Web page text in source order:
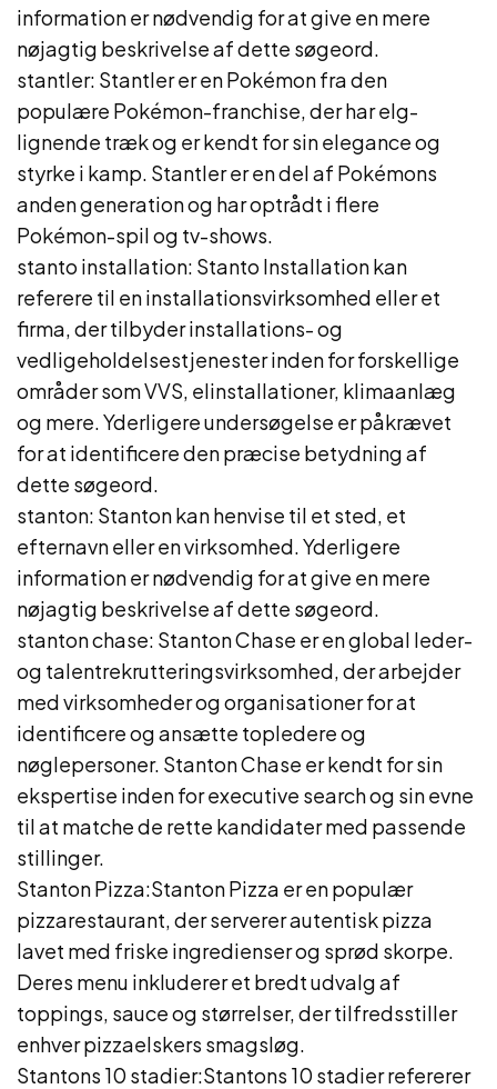
information er nødvendig for at give en mere
nøjagtig beskrivelse af dette søgeord.
stantler: Stantler er en Pokémon fra den
populære Pokémon-franchise, der har elg-
lignende træk og er kendt for sin elegance og
styrke i kamp. Stantler er en del af Pokémons
anden generation og har optrådt i flere
Pokémon-spil og tv-shows.
stanto installation: Stanto Installation kan
referere til en installationsvirksomhed eller et
firma, der tilbyder installations- og
vedligeholdelsestjenester inden for forskellige
områder som VVS, elinstallationer, klimaanlæg
og mere. Yderligere undersøgelse er påkrævet
for at identificere den præcise betydning af
dette søgeord.
stanton: Stanton kan henvise til et sted, et
efternavn eller en virksomhed. Yderligere
information er nødvendig for at give en mere
nøjagtig beskrivelse af dette søgeord.
stanton chase: Stanton Chase er en global leder-
og talentrekrutteringsvirksomhed, der arbejder
med virksomheder og organisationer for at
identificere og ansætte topledere og
nøglepersoner. Stanton Chase er kendt for sin
ekspertise inden for executive search og sin evne
til at matche de rette kandidater med passende
stillinger.
Stanton Pizza:Stanton Pizza er en populær
pizzarestaurant, der serverer autentisk pizza
lavet med friske ingredienser og sprød skorpe.
Deres menu inkluderer et bredt udvalg af
toppings, sauce og størrelser, der tilfredsstiller
enhver pizzaelskers smagsløg.
Stantons 10 stadier:Stantons 10 stadier refererer